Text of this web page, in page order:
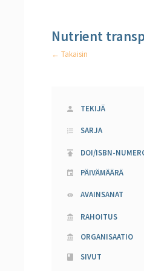
Nutrient
← Takaisin
TEKIJÄ
SARJA
DOI/ISBN-
PÄIVÄMÄÄRÄ
AVAINSANAT
RAHOITUS
ORGANISAATIO
SIVUT